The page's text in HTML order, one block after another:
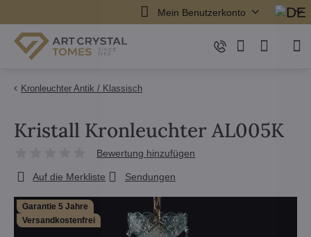
Mein Benutzerkonto
Kronleuchter Antik / Klassisch
Garantie 5 Jahre
Versandkostenfrei
Kristall Kronleuchter AL005K
Bewertung hinzufügen
Auf die Merkliste Sendungen